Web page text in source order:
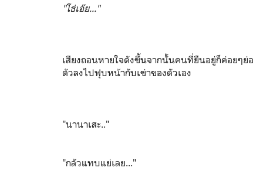
"โธ่เอ๊ย..."
เสียงถอนหายใจดังขึ้นจากนั้นคนที่ยืนอยู่ก็ค่อยๆย่อ
ตัวลงไปฟุบหน้ากับเข่าของตัวเอง
"นานาเสะ.."
"กลัวแทบแย่เลย..."